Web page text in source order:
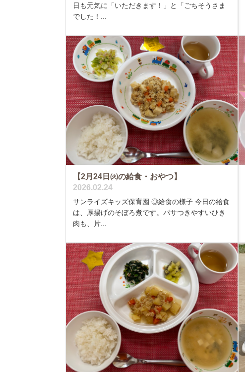
日も元気に「いただきます！」と「ごちそうさま
でした！...
【2月24日㈫の給食・おやつ】
2026.02.24
サンライズキッズ保育園 ◎給食の様子 今日の給食
は、厚揚げのそぼろ煮です。パサつきやすいひき
肉も、片...